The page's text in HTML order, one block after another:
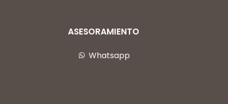
ASESORAMIENTO
Whatsapp